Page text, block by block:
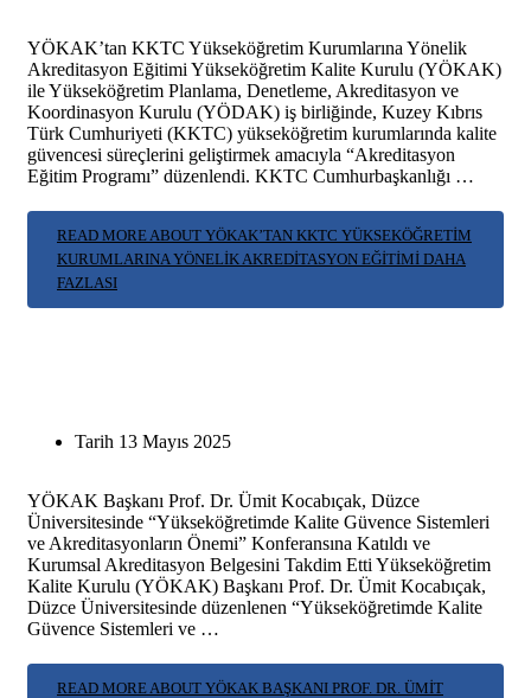
YÖKAK’tan KKTC Yükseköğretim Kurumlarına Yönelik
Akreditasyon Eğitimi Yükseköğretim Kalite Kurulu (YÖKAK)
ile Yükseköğretim Planlama, Denetleme, Akreditasyon ve
Koordinasyon Kurulu (YÖDAK) iş birliğinde, Kuzey Kıbrıs
Türk Cumhuriyeti (KKTC) yükseköğretim kurumlarında kalite
güvencesi süreçlerini geliştirmek amacıyla “Akreditasyon
Eğitim Programı” düzenlendi. KKTC Cumhurbaşkanlığı …
READ MORE ABOUT YÖKAK’TAN KKTC YÜKSEKÖĞRETIM
KURUMLARINA YÖNELIK AKREDITASYON EĞITIMI DAHA
FAZLASI
Tarih 13 Mayıs 2025
YÖKAK Başkanı Prof. Dr. Ümit Kocabıçak, Düzce
Üniversitesinde “Yükseköğretimde Kalite Güvence Sistemleri
ve Akreditasyonların Önemi” Konferansına Katıldı ve
Kurumsal Akreditasyon Belgesini Takdim Etti Yükseköğretim
Kalite Kurulu (YÖKAK) Başkanı Prof. Dr. Ümit Kocabıçak,
Düzce Üniversitesinde düzenlenen “Yükseköğretimde Kalite
Güvence Sistemleri ve …
READ MORE ABOUT YÖKAK BAŞKANI PROF. DR. ÜMIT